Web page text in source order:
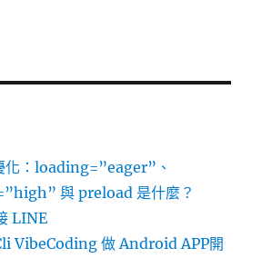
化：loading=”eager”、
與 preload 是什麼？
LINE
VibeCoding 做 Android APP開